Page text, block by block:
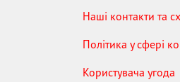
Наші контакти та
Політика у сфері
Користувача угода